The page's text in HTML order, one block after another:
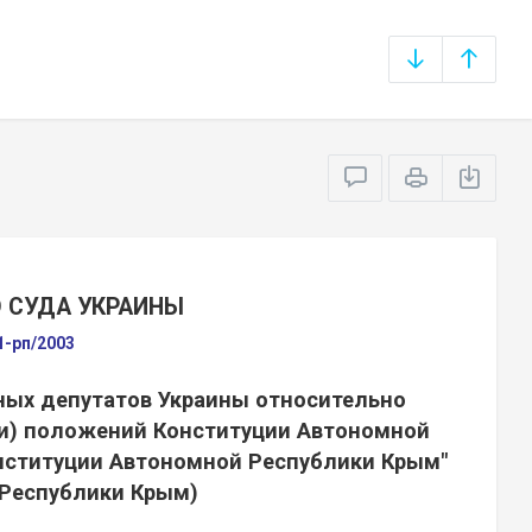
УКРАИНЫ
рп/2003
депутатов Украины относительно
положений Конституции Автономной
Автономной Республики Крым"
Крым)